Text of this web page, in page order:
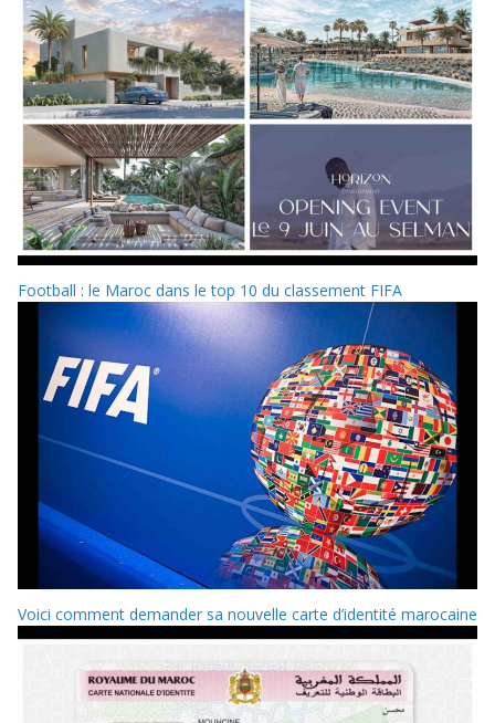
Football : le Maroc dans le top 10 du classement FIFA
Voici comment demander sa nouvelle carte d’identité marocaine